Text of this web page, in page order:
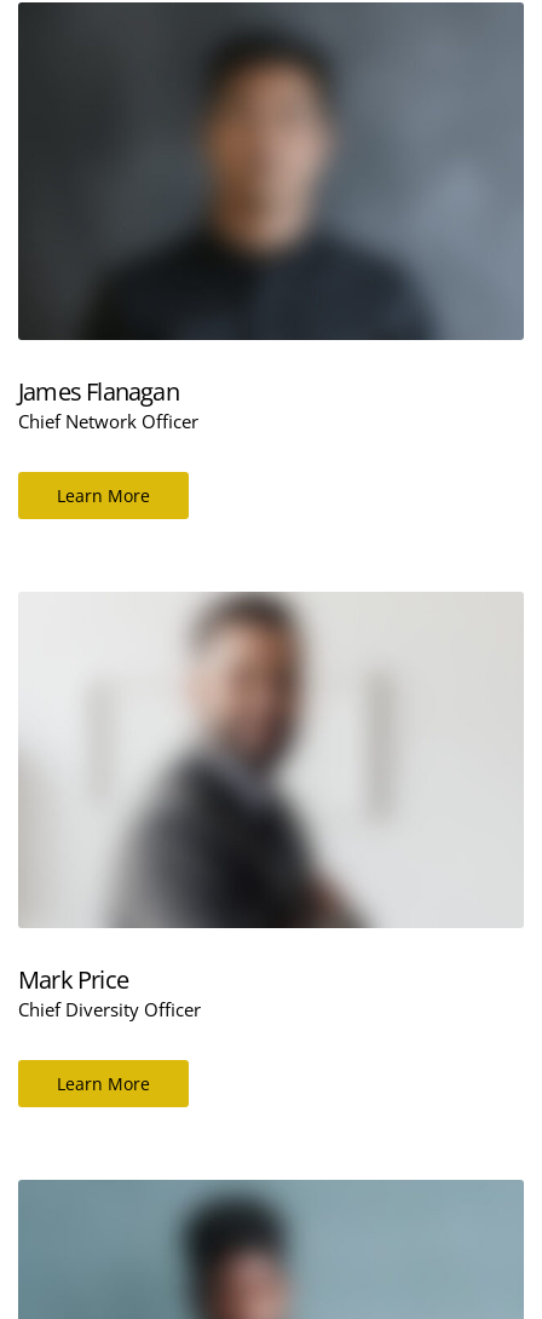
James Flanagan
Chief Network Officer
Learn More
Mark Price
Chief Diversity Officer
Learn More